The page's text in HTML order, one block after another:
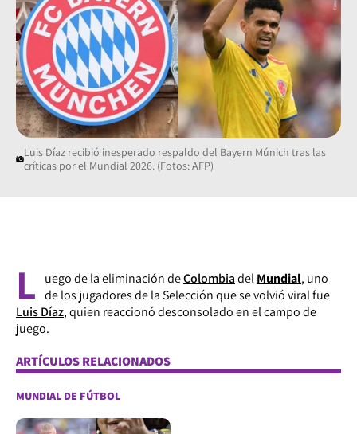
Luis Díaz recibió inesperado respaldo del Bayern Múnich tras las
críticas por el Mundial 2026. (Fotos: AFP)
L uego de la eliminación deColombiadelMundial, uno
de los jugadores de la Selección que se volvió viral fue
Luis Díaz, quien reaccionó desconsolado en el campo de
juego.
ARTÍCULOS RELACIONADOS
MUNDIAL DE FÚTBOL